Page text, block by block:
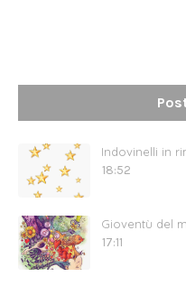
Indovinelli in
18:52
Gioventù del
17:11